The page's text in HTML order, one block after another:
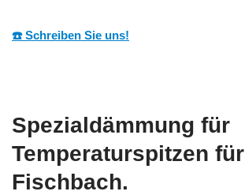
☎️ Schreiben Sie uns!
Spezialdämmung für
Temperaturspitzen für
Fischbach.